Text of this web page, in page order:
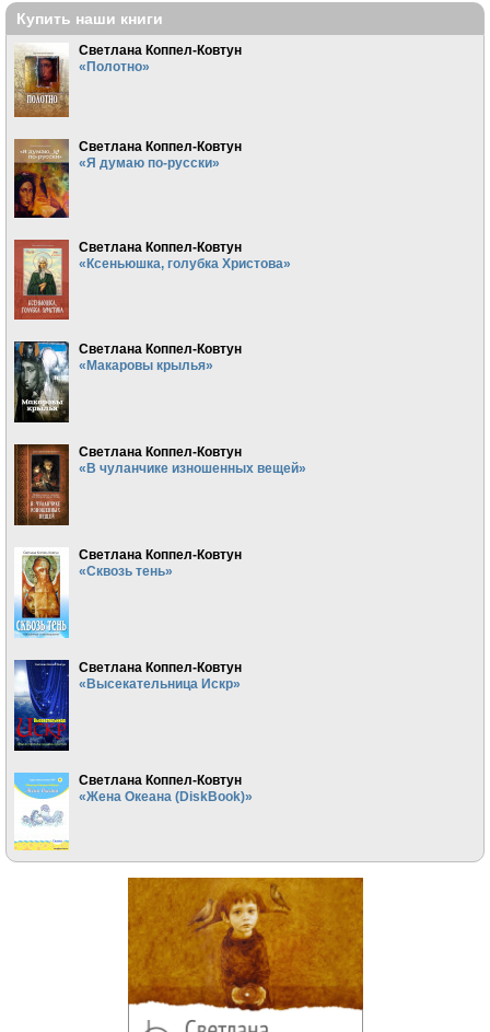
Купить наши книги
Светлана Коппел-Ковтун
«Полотно»
Светлана Коппел-Ковтун
«Я думаю по-русски»
Светлана Коппел-Ковтун
«Ксеньюшка, голубка Христова»
Светлана Коппел-Ковтун
«Макаровы крылья»
Светлана Коппел-Ковтун
«В чуланчике изношенных вещей»
Светлана Коппел-Ковтун
«Сквозь тень»
Светлана Коппел-Ковтун
«Высекательница Искр»
Светлана Коппел-Ковтун
«Жена Океана (DiskBook)»